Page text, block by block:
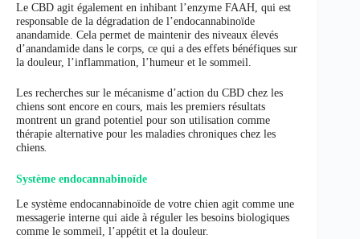
Le CBD agit également en inhibant l’enzyme FAAH, qui est
responsable de la dégradation de l’endocannabinoïde
anandamide. Cela permet de maintenir des niveaux élevés
d’anandamide dans le corps, ce qui a des effets bénéfiques sur
la douleur, l’inflammation, l’humeur et le sommeil.
Les recherches sur le mécanisme d’action du CBD chez les
chiens sont encore en cours, mais les premiers résultats
montrent un grand potentiel pour son utilisation comme
thérapie alternative pour les maladies chroniques chez les
chiens.
Système endocannabinoïde
Le système endocannabinoïde de votre chien agit comme une
messagerie interne qui aide à réguler les besoins biologiques
comme le sommeil, l’appétit et la douleur.